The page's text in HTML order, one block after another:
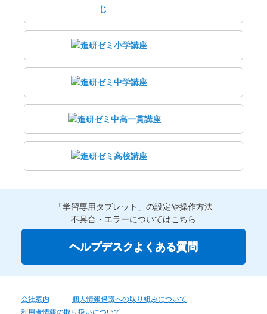
「学習専用タブレット」の設定や操作方法
不具合・エラーについてはこちら
ヘルプデスクよくある質問
会社案内
個人情報保護への取り組みについて